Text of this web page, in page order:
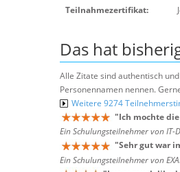
Teilnahmezertifikat:
Das hat
Alle Zitate sind authentisch
Personennamen nennen.
Weitere 9274
"Ich mochte
Ein Schulungsteilnehmer von
"Sehr gut war
Ein Schulungsteilnehmer von